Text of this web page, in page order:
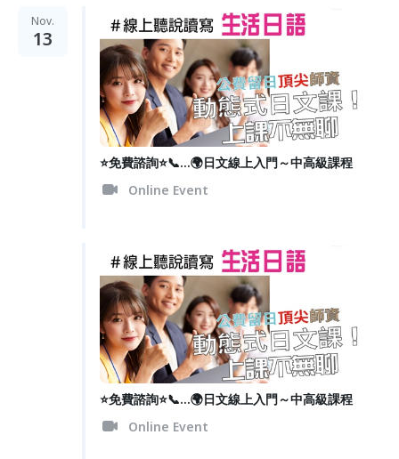
Nov.
13
⭐️免費諮詢⭐️📞...🌍日文線上入門～中高級課程
Online Event
⭐️免費諮詢⭐️📞...🌍日文線上入門～中高級課程
Online Event